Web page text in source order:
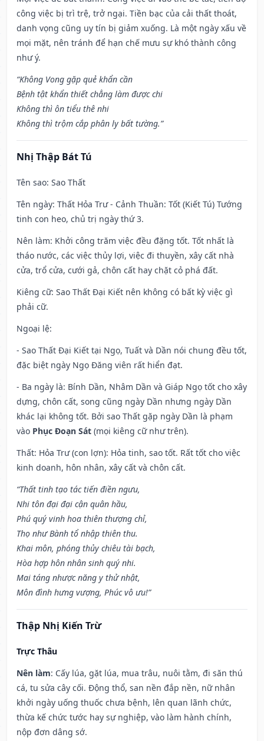
công việc bị trì trệ, trở ngại. Tiền bạc của cải thất thoát,
danh vọng cũng uy tín bị giảm xuống. Là một ngày xấu về
mọi mặt, nên tránh để hạn chế mưu sự khó thành công
như ý.
“Không Vong gặp quẻ khẩn cần
Bệnh tật khẩn thiết chẳng làm được chi
Không thì ôn tiểu thê nhi
Không thì trộm cắp phân ly bất tường.”
Nhị Thập Bát Tú
Tên sao: Sao Thất
Tên ngày: Thất Hỏa Trư - Cảnh Thuần: Tốt (Kiết Tú) Tướng
tinh con heo, chủ trị ngày thứ 3.
Nên làm: Khởi công trăm việc đều đặng tốt. Tốt nhất là
tháo nước, các việc thủy lợi, việc đi thuyền, xây cất nhà
cửa, trổ cửa, cưới gả, chôn cất hay chặt cỏ phá đất.
Kiêng cữ: Sao Thất Đại Kiết nên không có bất kỳ việc gì
phải cữ.
Ngoại lệ:
- Sao Thất Đại Kiết tại Ngọ, Tuất và Dần nói chung đều tốt,
đặc biệt ngày Ngọ Đăng viên rất hiển đạt.
- Ba ngày là: Bính Dần, Nhâm Dần và Giáp Ngọ tốt cho xây
dựng, chôn cất, song cũng ngày Dần nhưng ngày Dần
khác lại không tốt. Bởi sao Thất gặp ngày Dần là phạm
vào Phục Đoạn Sát (mọi kiêng cữ như trên).
Thất: Hỏa Trư (con lợn): Hỏa tinh, sao tốt. Rất tốt cho việc
kinh doanh, hôn nhân, xây cất và chôn cất.
“Thất tinh tạo tác tiến điền ngưu,
Nhi tôn đại đại cận quân hầu,
Phú quý vinh hoa thiên thượng chỉ,
Thọ như Bành tổ nhập thiên thu.
Khai môn, phóng thủy chiêu tài bạch,
Hòa hợp hôn nhân sinh quý nhi.
Mai táng nhược năng y thử nhật,
Môn đình hưng vượng, Phúc vô ưu!”
Thập Nhị Kiến Trừ
Trực Thâu
Nên làm: Cấy lúa, gặt lúa, mua trâu, nuôi tằm, đi săn thú
cá, tu sửa cây cối. Động thổ, san nền đắp nền, nữ nhân
khởi ngày uống thuốc chưa bệnh, lên quan lãnh chức,
thừa kế chức tước hay sự nghiệp, vào làm hành chính,
nộp đơn dâng sớ.